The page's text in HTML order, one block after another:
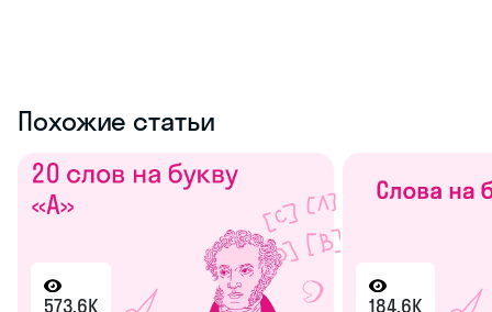
Похожие статьи
573.6K 184.6K